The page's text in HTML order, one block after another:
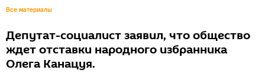
Все материалы
Депутат-социалист заявил, что общество
ждет отставки народного избранника
Олега Канацуя.